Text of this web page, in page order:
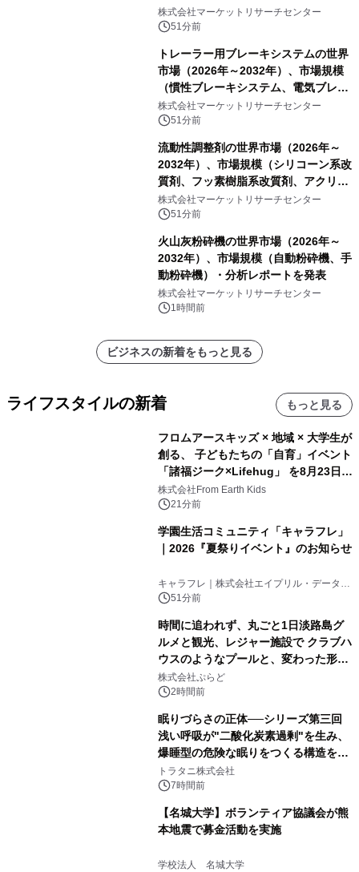
レポートを発表
株式会社マーケットリサーチセンター
51分前
トレーラー用ブレーキシステムの世界
市場（2026年～2032年）、市場規模
（慣性ブレーキシステム、電気ブレー
キシステム、その他）・分析レポート
を発表
株式会社マーケットリサーチセンター
51分前
流動性調整剤の世界市場（2026年～
2032年）、市場規模（シリコーン系改
質剤、フッ素樹脂系改質剤、アクリル
系改質剤、ポリウレタン系改質剤、ワ
ックス系改質剤）・分析レポートを発
株式会社マーケットリサーチセンター
51分前
火山灰粉砕機の世界市場（2026年～
2032年）、市場規模（自動粉砕機、手
動粉砕機）・分析レポートを発表
株式会社マーケットリサーチセンター
1時間前
ビジネスの新着をもっと見る
ライフスタイルの新着 もっと見る
フロムアースキッズ × 地域 × 大学生が
創る、 子どもたちの「自育」イベント
「諸福ジーク×Lifehug」 を8月23日
(日)開催
株式会社From Earth Kids
21分前
学園生活コミュニティ「キャラフレ」
｜2026『夏祭りイベント』のお知らせ
キャラフレ｜株式会社エイプリル・データ・
デザインズ
51分前
時間に追われず、丸ごと1日淡路島グ
ルメと観光、レジャー施設で クラブハ
ウスのようなプールと、変わった形の
サウナも 「THE BOXY AWAJI」のお
得な素泊まり連泊プランで
株式会社ぷらど
2時間前
眠りづらさの正体──シリーズ第三回
浅い呼吸が"二酸化炭素過剰"を生み、
爆睡型の危険な眠りをつくる構造を解
説
トラタニ株式会社
7時間前
【名城大学】ボランティア協議会が熊
本地震で募金活動を実施
学校法人 名城大学